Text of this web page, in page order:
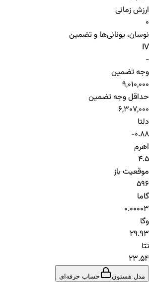
ارزش زمانی
0
نوسان، یونانی‌ها و تضمین
IV
-
وجه تضمین
9,010,000
حداقل وجه تضمین
6,307,000
دلتا
-0.88
اهرم
4.5
موقعیت باز
596
گاما
0.00003
وگا
29.93
تتا
23.54
مدل هستون حساب حرفه‌ای